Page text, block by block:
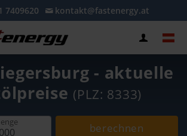
7409620 kontakt@fastenergy.at
- aktuelle
(PLZ: 8333)
berechnen